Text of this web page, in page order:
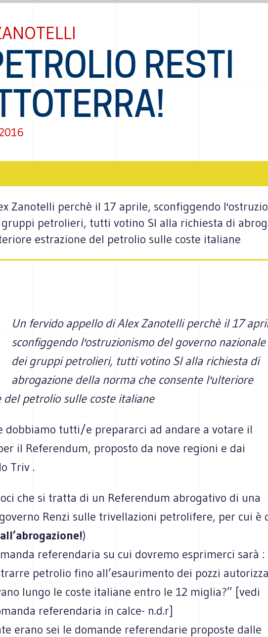
RESTI
Zanotelli perchè il 17 aprile, sconfiggendo
petrolieri, tutti votino SI alla richiesta di
estrazione del petrolio sulle coste italiane
Un fervido appello di Alex Zanotelli perchè il 17
sconfiggendo l'ostruzionismo del governo nazionale
dei gruppi petrolieri, tutti votino SI alla richiesta di
abrogazione della norma che consente l'ulteriore
del petrolio sulle coste italiane
dobbiamo tutti/e prepararci ad andare a votare il
il Referendum, proposto da nove regioni e dai
Triv .
che si tratta di un Referendum abrogativo di una
Renzi sulle trivellazioni petrolifere, per cui è
all’abrogazione!)
referendaria su cui dovremo esprimerci sarà :
petrolio fino all’esaurimento dei pozzi
lungo le coste italiane entro le 12 miglia?” [vedi
referendaria in calce- n.d.r]
erano sei le domande referendarie proposte dalle